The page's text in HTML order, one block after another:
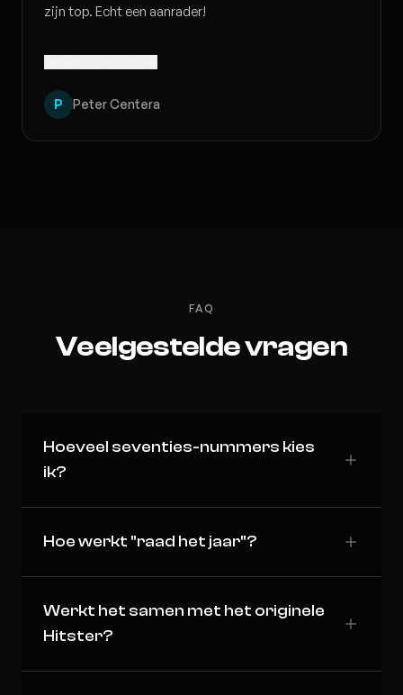
zijn top. Echt een aanrader!
P Peter Centera
FAQ
Veelgestelde vragen
Hoeveel seventies-nummers kies
ik?
Hoe werkt "raad het jaar"?
Werkt het samen met het originele
Hitster?